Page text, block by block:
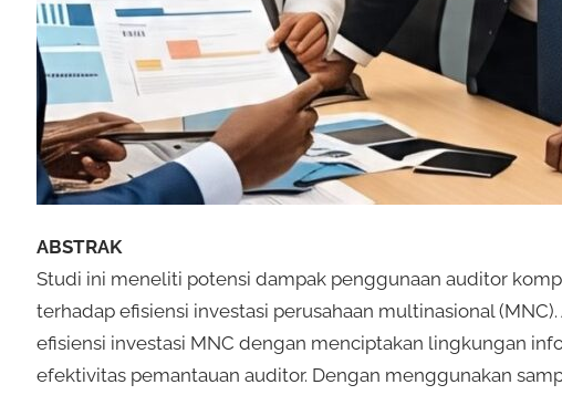
ABSTRAK
Studi ini meneliti potensi dampak penggunaan auditor
terhadap efisiensi investasi perusahaan multinasional
efisiensi investasi MNC dengan menciptakan lingkungan
efektivitas pemantauan auditor. Dengan menggunakan